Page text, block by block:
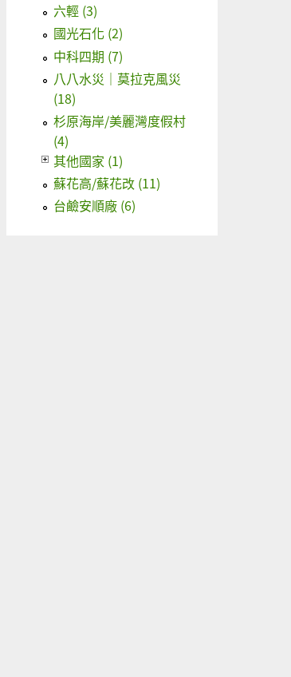
六輕 (3)
國光石化 (2)
中科四期 (7)
八八水災｜莫拉克風災
(18)
杉原海岸/美麗灣度假村
(4)
其他國家 (1)
蘇花高/蘇花改 (11)
台鹼安順廠 (6)